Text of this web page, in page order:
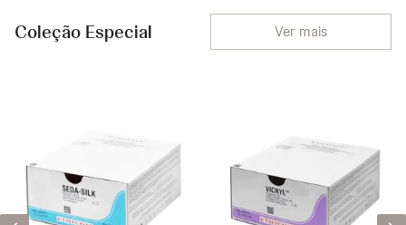
Coleção Especial Ver mais